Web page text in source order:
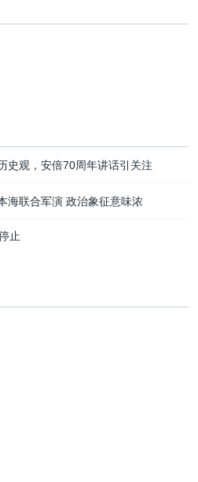
史观，安倍70周年讲话引关注
海联合军演 政治象征意味浓
止